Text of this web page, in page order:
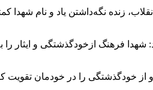
زنده نگه‌داشتن یاد و نام شهدا
فرهنگ ازخودگذشتگی و ایثار را
از خودگذشتگی را در خودمان تقویت